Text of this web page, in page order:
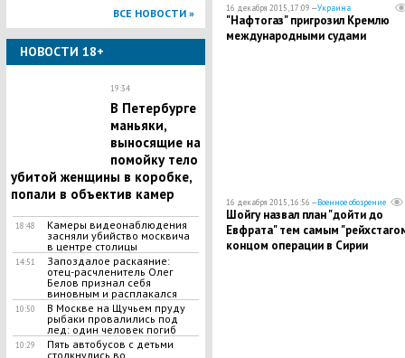
ВСЕ НОВОСТИ »
НОВОСТИ 18+
19:34
В Петербурге
маньяки,
выносящие на
помойку тело
убитой женщины в коробке,
попали в объектив камер
18:48
Камеры видеонаблюдения
засняли убийство москвича
в центре столицы
14:51
Запоздалое раскаяние:
отец-расчленитель Олег
Белов признал себя
виновным и расплакался
10:50
В Москве на Щучьем пруду
рыбаки провалились под
лед: один человек погиб
10:29
Пять автобусов с детьми
столкнулись во
16 декабря 2015, 17:09 —Украина
"Нафтогаз" пригрозил Кремлю
международными судами
16 декабря 2015, 16:56 —Военное обозрение
Шойгу назвал план "дойти до
Евфрата" тем самым
концом операции в Сирии